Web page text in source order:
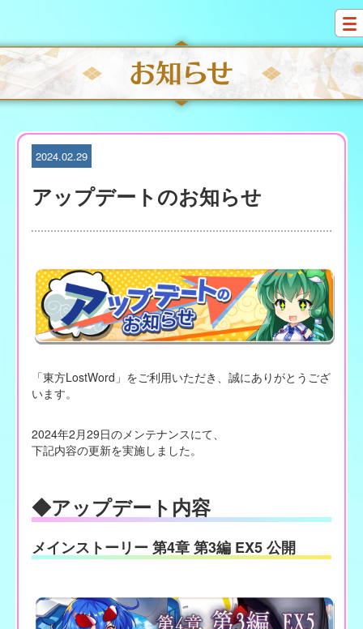
i
p
t
o
c
2024.02.29
アップデートのお知らせ
「東方LostWord」をご利用いただき、誠にありがとうござ
います。
2024年2月29日のメンテナンスにて、
下記内容の更新を実施しました。
◆アップデート内容
メインストーリー 第4章 第3編 EX5 公開